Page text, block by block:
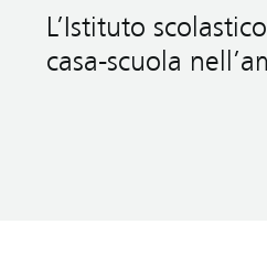
L’Istituto
casa-scuola